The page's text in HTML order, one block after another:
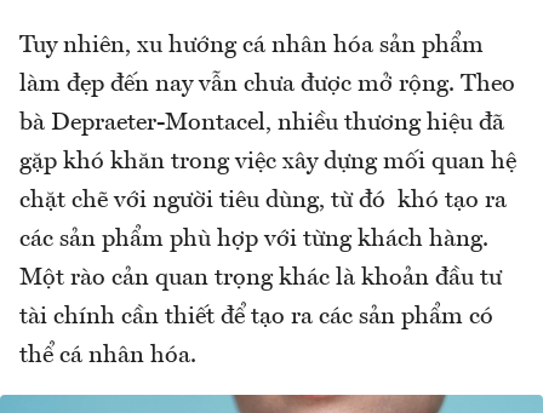
Tuy nhiên, xu hướng cá nhân hóa sản phẩm
làm đẹp đến nay vẫn chưa được mở rộng. Theo
bà Depraeter-Montacel, nhiều thương hiệu đã
gặp khó khăn trong việc xây dựng mối quan hệ
chặt chẽ với người tiêu dùng, từ đó khó tạo ra
các sản phẩm phù hợp với từng khách hàng.
Một rào cản quan trọng khác là khoản đầu tư
tài chính cần thiết để tạo ra các sản phẩm có
thể cá nhân hóa.